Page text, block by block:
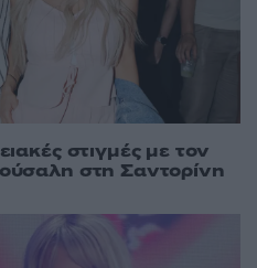
στιγμές με τον
στη Σαντορίνη